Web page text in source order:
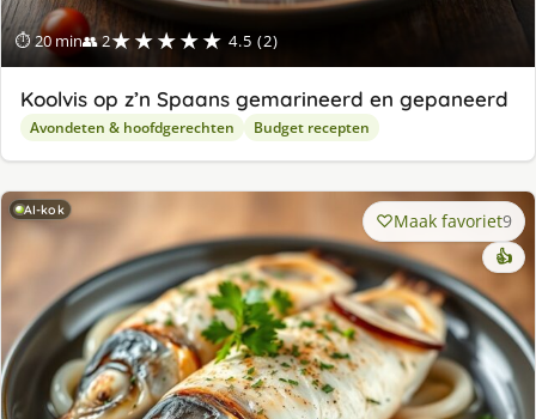
⏱ 20 min👥 2★★★★★ 4.5 (2)
Koolvis op z’n Spaans gemarineerd en gepaneerd
Avondeten & hoofdgerechten Budget recepten
AI-kok Maak favoriet9
👍